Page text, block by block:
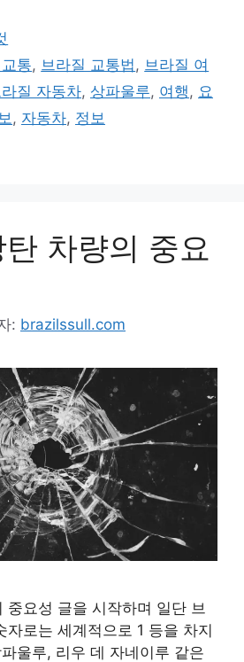
통, 브라질 교통법, 브라질 여
질 자동차, 상파울루, 여행, 요
, 자동차, 정보
차량의 중요
: brazilssull.com
중요성 글을 시작하며 일단 브
자로는 세계적으로 1 등을 차지
울루, 리우 데 자네이루 같은